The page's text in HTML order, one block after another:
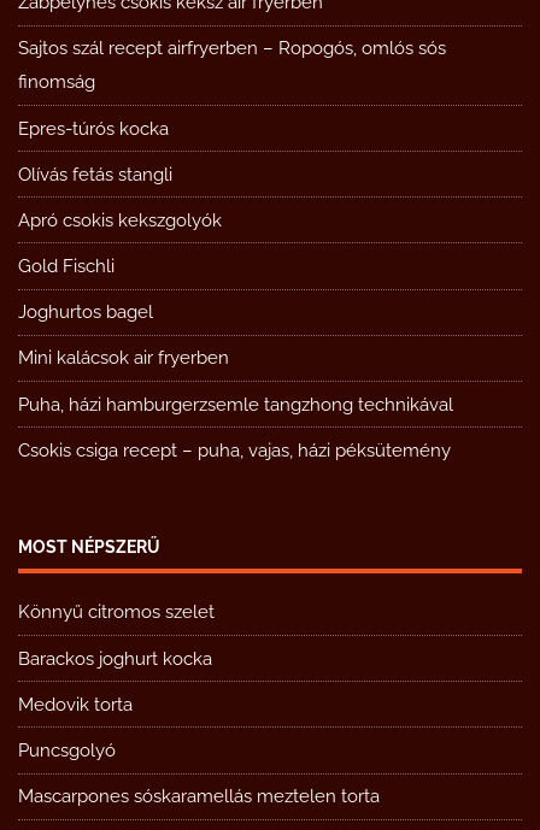
Sajtos szál recept airfryerben – Ropogós, omlós sós
finomság
Epres-túrós kocka
Olívás fetás stangli
Apró csokis kekszgolyók
Gold Fischli
Joghurtos bagel
Mini kalácsok air fryerben
Puha, házi hamburgerzsemle tangzhong technikával
Csokis csiga recept – puha, vajas, házi péksütemény
MOST NÉPSZERŰ
Könnyű citromos szelet
Barackos joghurt kocka
Medovik torta
Puncsgolyó
Mascarpones sóskaramellás meztelen torta